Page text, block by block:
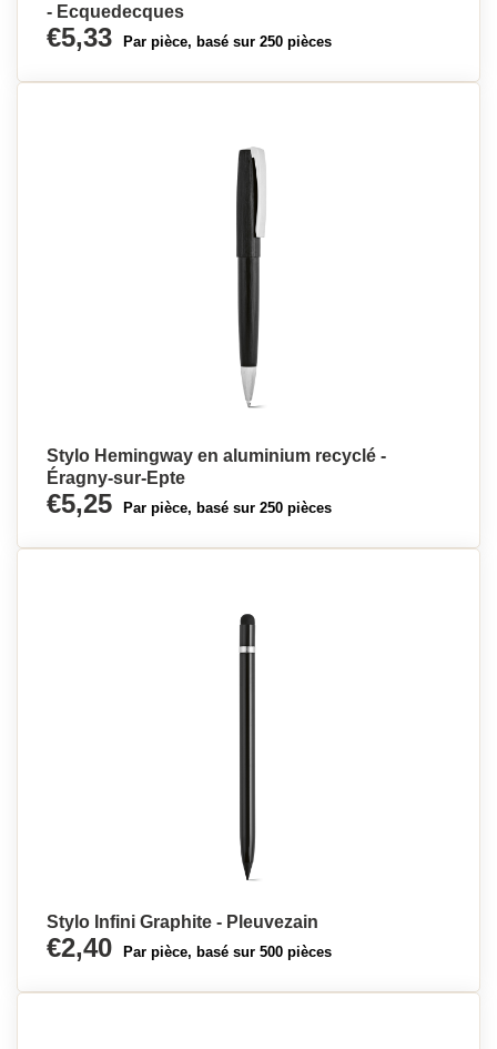
- Ecquedecques
€5,33 Par pièce, basé sur 250 pièces
Stylo Hemingway en aluminium recyclé -
Éragny-sur-Epte
€5,25 Par pièce, basé sur 250 pièces
Stylo Infini Graphite - Pleuvezain
€2,40 Par pièce, basé sur 500 pièces